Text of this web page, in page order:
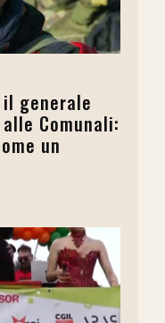
generale
Comunali:
un